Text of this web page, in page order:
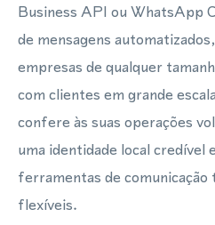
Business API ou WhatsApp
de mensagens
empresas de qualquer
com clientes em grande
confere às suas operações
uma identidade local credível
ferramentas de
flexíveis.